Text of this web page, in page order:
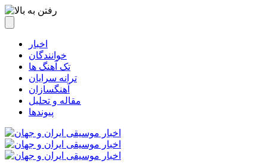
اخبار
خوانندگان
تک آهنگ ها
ترانه سرایان
آهنگسازان
مقاله و تحلیل
پیوندها